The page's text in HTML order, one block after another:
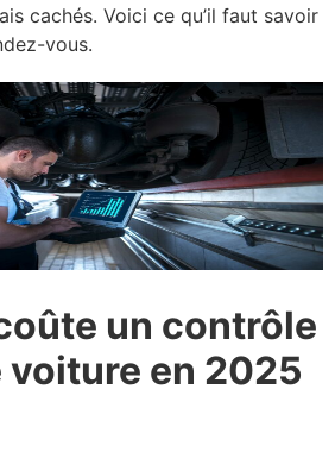
cachés. Voici ce qu’il faut savoir
vous.
un contrôle
en 2025